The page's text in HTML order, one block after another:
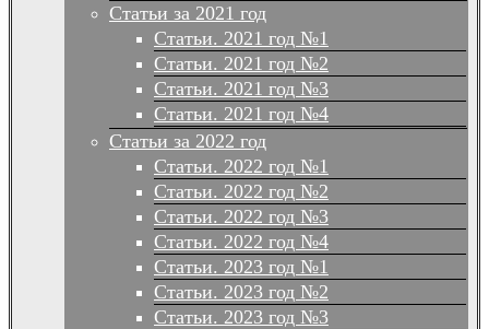
Статьи за 2021 год
Статьи. 2021 год №1
Статьи. 2021 год №2
Статьи. 2021 год №3
Статьи. 2021 год №4
Статьи за 2022 год
Статьи. 2022 год №1
Статьи. 2022 год №2
Статьи. 2022 год №3
Статьи. 2022 год №4
Статьи. 2023 год №1
Статьи. 2023 год №2
Статьи. 2023 год №3